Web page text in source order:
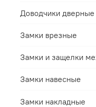
Доводчики дверные
Замки врезные
Замки и защелки
Замки навесные
Замки накладные